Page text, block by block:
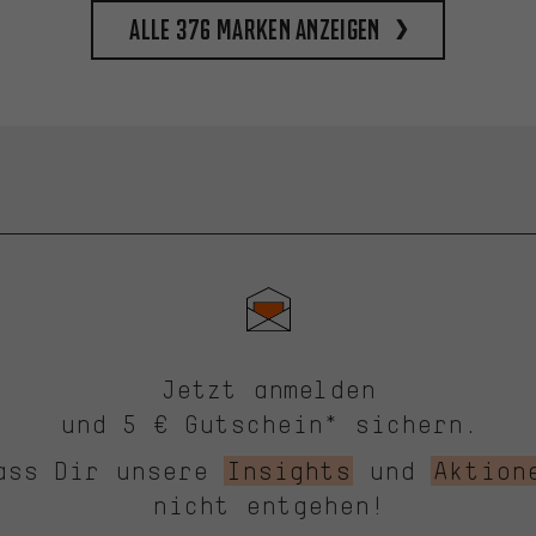
Alle 376 Marken anzeigen
Jetzt anmelden
und 5 € Gutschein* sichern.
Dir unsere
Insights und
nicht entgehen!